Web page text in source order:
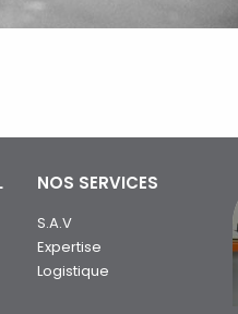
NOS SERVICES
S.A.V
Expertise
Logistique